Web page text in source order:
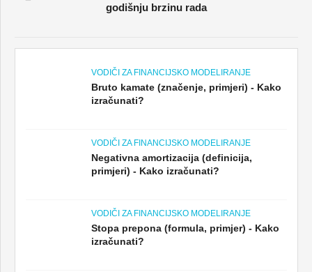
godišnju brzinu rada
VODIČI ZA FINANCIJSKO MODELIRANJE
Bruto kamate (značenje, primjeri) - Kako
izračunati?
VODIČI ZA FINANCIJSKO MODELIRANJE
Negativna amortizacija (definicija,
primjeri) - Kako izračunati?
VODIČI ZA FINANCIJSKO MODELIRANJE
Stopa prepona (formula, primjer) - Kako
izračunati?